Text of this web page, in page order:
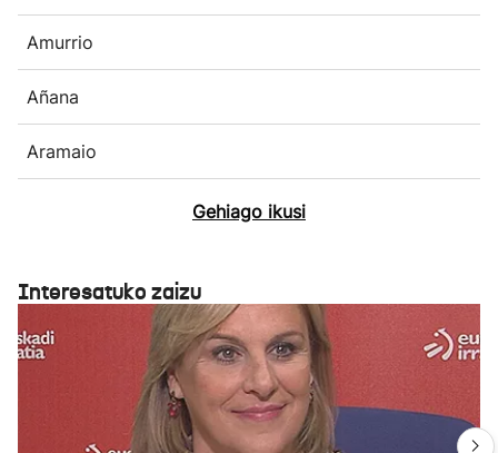
Amurrio
Añana
Aramaio
Gehiago ikusi
Interesatuko zaizu